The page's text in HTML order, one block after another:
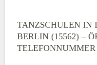
TANZSCHULEN IN
BERLIN (15562) –
TELEFONNUMMER